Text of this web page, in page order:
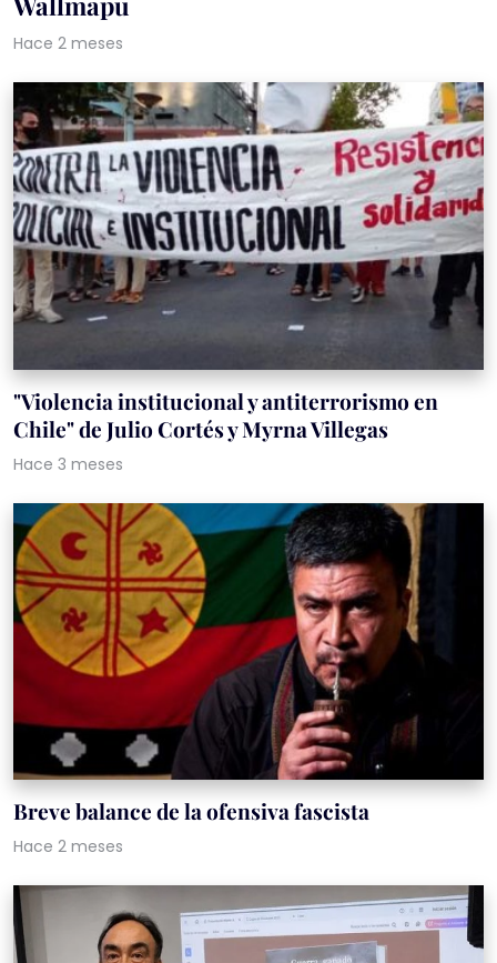
Hace 2 meses
"Violencia institucional y antiterrorismo en
Chile" de Julio Cortés y Myrna Villegas
Hace 3 meses
Breve balance de la ofensiva fascista
Hace 2 meses